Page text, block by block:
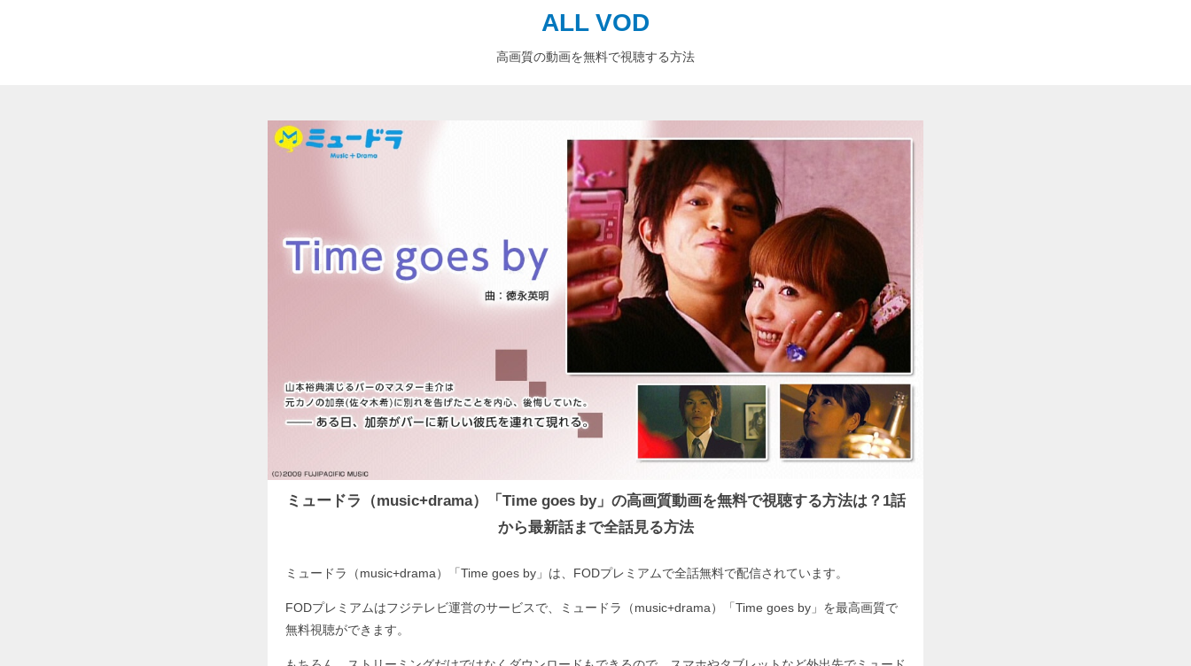
ALL VOD
高画質の動画を無料で視聴する方法
ミュードラ（music+drama）「Time goes by」の高画質動画を無料で視聴する方法は？1話
から最新話まで全話見る方法
ミュードラ（music+drama）「Time goes by」は、FODプレミアムで全話無料で配信されています。
FODプレミアムはフジテレビ運営のサービスで、ミュードラ（music+drama）「Time goes by」を最高画質で
無料視聴ができます。